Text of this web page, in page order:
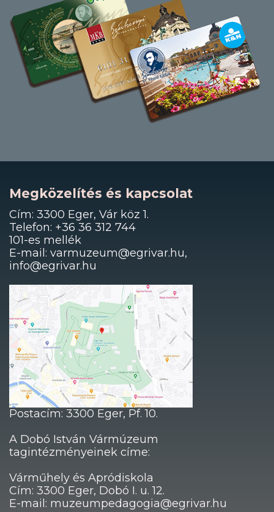
Megközelítés és kapcsolat
Cím: 3300 Eger, Vár köz 1.
Telefon: +36 36 312 744
101-es mellék
E-mail: varmuzeum@egrivar.hu,
info@egrivar.hu
Postacím: 3300 Eger, Pf. 10.
A Dobó István Vármúzeum
tagintézményeinek címe:
Várműhely és Apródiskola
Cím: 3300 Eger, Dobó I. u. 12.
E-mail: muzeumpedagogia@egrivar.hu